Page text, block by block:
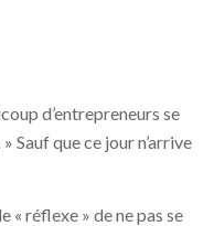
d’entrepreneurs se
Sauf que ce jour n’arrive
« réflexe » de ne pas se